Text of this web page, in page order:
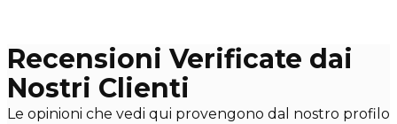
Recensioni Verificate dai
Nostri Clienti
Le opinioni che vedi qui provengono dal nostro profilo